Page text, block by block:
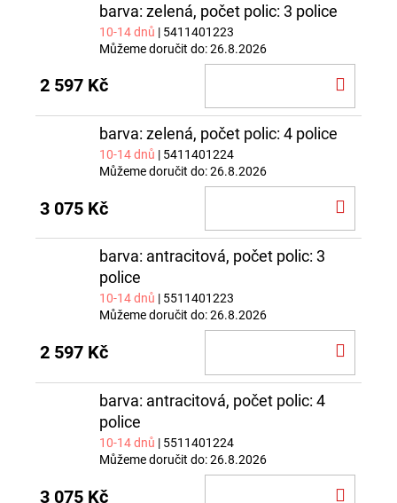
barva: zelená, počet polic: 3 police
10-14 dnů | 5411401223
Můžeme doručit do:26.8.2026
2 597 Kč
barva: zelená, počet polic: 4 police
10-14 dnů | 5411401224
Můžeme doručit do:26.8.2026
3 075 Kč
barva: antracitová, počet polic: 3
police
10-14 dnů | 5511401223
Můžeme doručit do:26.8.2026
2 597 Kč
barva: antracitová, počet polic: 4
police
10-14 dnů | 5511401224
Můžeme doručit do:26.8.2026
3 075 Kč